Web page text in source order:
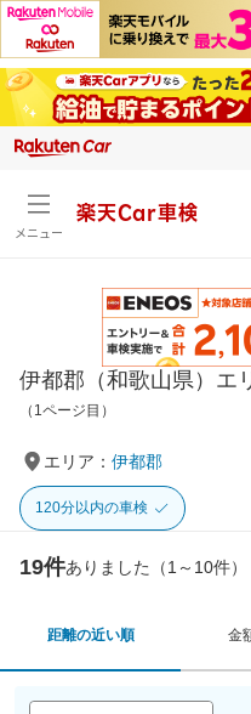
メニュー
楽天Car車検
伊都郡（和歌山県）エ
（1ページ目）
エリア： 伊都郡
120分以内の車検
19件ありました（1～10件）
距離の近い順 金